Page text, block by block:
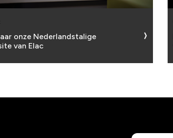
onze Nederlandstalige
van Elac